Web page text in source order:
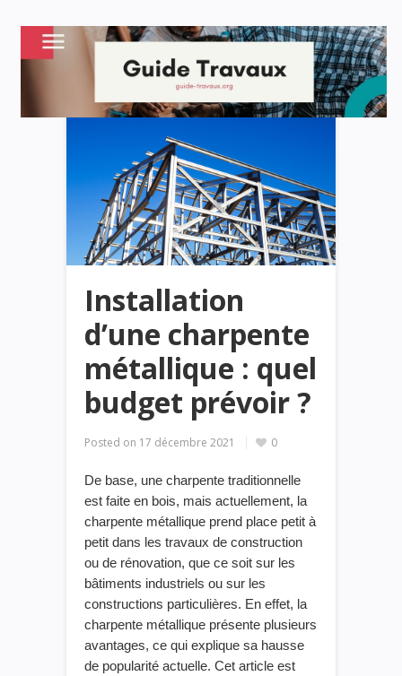
Installation
d’une charpente
métallique : quel
budget prévoir ?
Posted on 17 décembre 2021 0
De base, une charpente traditionnelle
est faite en bois, mais actuellement, la
charpente métallique prend place petit à
petit dans les travaux de construction
ou de rénovation, que ce soit sur les
bâtiments industriels ou sur les
constructions particulières. En effet, la
charpente métallique présente plusieurs
avantages, ce qui explique sa hausse
de popularité actuelle. Cet article est